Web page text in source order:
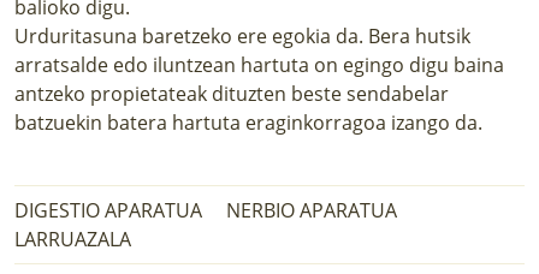
balioko digu.
Urduritasuna baretzeko ere egokia da. Bera hutsik
arratsalde edo iluntzean hartuta on egingo digu baina
antzeko propietateak dituzten beste sendabelar
batzuekin batera hartuta eraginkorragoa izango da.
DIGESTIO APARATUA
NERBIO APARATUA
LARRUAZALA